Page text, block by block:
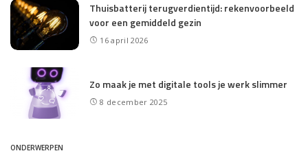
Thuisbatterij terugverdientijd: rekenvoorbeeld
voor een gemiddeld gezin
16 april 2026
Zo maak je met digitale tools je werk slimmer
8 december 2025
ONDERWERPEN